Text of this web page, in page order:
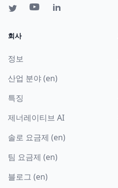
회사
정보
산업 분야 (en)
특징
제너레이티브 AI
솔로 요금제 (en)
팀 요금제 (en)
블로그 (en)